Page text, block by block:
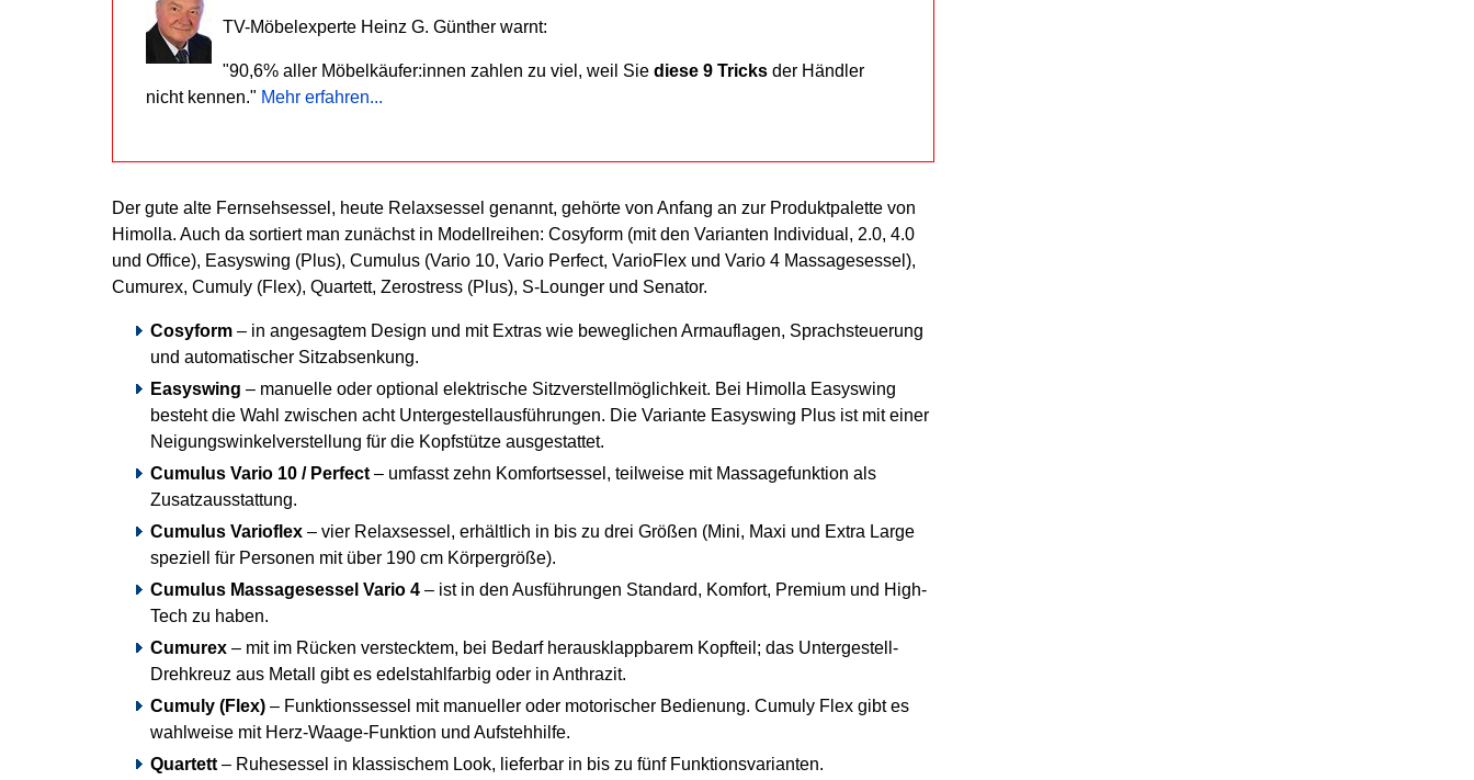
TV-Möbelexperte Heinz G. Günther warnt:
"90,6% aller Möbelkäufer:innen zahlen zu viel, weil Sie diese 9 Tricks der Händler
nicht kennen." Mehr erfahren...
Der gute alte Fernsehsessel, heute Relaxsessel genannt, gehörte von Anfang an zur Produktpalette von
Himolla. Auch da sortiert man zunächst in Modellreihen: Cosyform (mit den Varianten Individual, 2.0, 4.0
und Office), Easyswing (Plus), Cumulus (Vario 10, Vario Perfect, VarioFlex und Vario 4 Massagesessel),
Cumurex, Cumuly (Flex), Quartett, Zerostress (Plus), S-Lounger und Senator.
Cosyform – in angesagtem Design und mit Extras wie beweglichen Armauflagen, Sprachsteuerung
und automatischer Sitzabsenkung.
Easyswing – manuelle oder optional elektrische Sitzverstellmöglichkeit. Bei Himolla Easyswing
besteht die Wahl zwischen acht Untergestellausführungen. Die Variante Easyswing Plus ist mit einer
Neigungswinkelverstellung für die Kopfstütze ausgestattet.
Cumulus Vario 10 / Perfect – umfasst zehn Komfortsessel, teilweise mit Massagefunktion als
Zusatzausstattung.
Cumulus Varioflex – vier Relaxsessel, erhältlich in bis zu drei Größen (Mini, Maxi und Extra Large
speziell für Personen mit über 190 cm Körpergröße).
Cumulus Massagesessel Vario 4 – ist in den Ausführungen Standard, Komfort, Premium und High-
Tech zu haben.
Cumurex – mit im Rücken verstecktem, bei Bedarf herausklappbarem Kopfteil; das Untergestell-
Drehkreuz aus Metall gibt es edelstahlfarbig oder in Anthrazit.
Cumuly (Flex) – Funktionssessel mit manueller oder motorischer Bedienung. Cumuly Flex gibt es
wahlweise mit Herz-Waage-Funktion und Aufstehhilfe.
Quartett – Ruhesessel in klassischem Look, lieferbar in bis zu fünf Funktionsvarianten.